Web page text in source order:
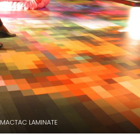
MACTAC LAMINATE